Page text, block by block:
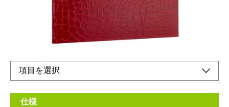
A4縦〜最大A3横まで収納可能
オンラインショップ
仕様